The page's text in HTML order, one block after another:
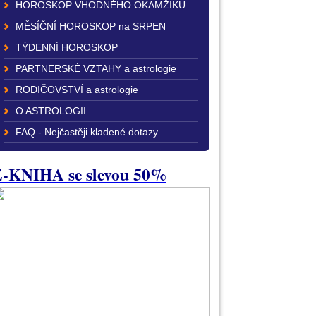
HOROSKOP VHODNÉHO OKAMŽIKU
MĚSÍČNÍ HOROSKOP na SRPEN
TÝDENNÍ HOROSKOP
PARTNERSKÉ VZTAHY a astrologie
RODIČOVSTVÍ a astrologie
O ASTROLOGII
FAQ - Nejčastěji kladené dotazy
KNIHA se slevou 50%